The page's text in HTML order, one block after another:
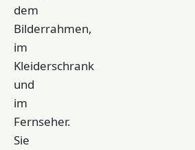
dem
Bilderrahmen,
im
Kleiderschrank
und
im
Fernseher.
Sie